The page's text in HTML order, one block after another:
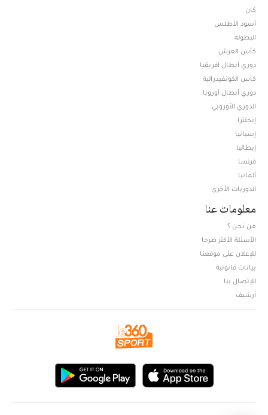
كان
أسود الأطلس
البطولة
كأس العرش
دوري أبطال افريقيا
كأس الكونفيدرالية
دوري أبطال أوروبا
الدوري الأوروبي
إنجلترا
إسبانيا
إيطاليا
فرنسا
ألمانيا
الدوريات الأخرى
معلومات عنا
من نحن ؟
الأسئلة الأكثر طرحا
للإعلان على موقعنا
بيانات قانونية
للإتصال بنا
أرشيف